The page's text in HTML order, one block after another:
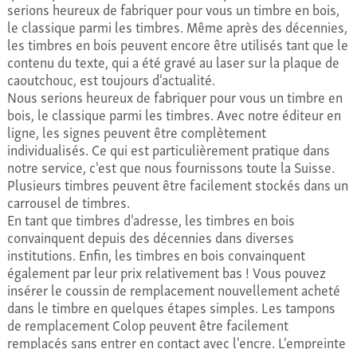
serions heureux de fabriquer pour vous un timbre en bois,
le classique parmi les timbres. Même après des décennies,
les timbres en bois peuvent encore être utilisés tant que le
contenu du texte, qui a été gravé au laser sur la plaque de
caoutchouc, est toujours d'actualité.
Nous serions heureux de fabriquer pour vous un timbre en
bois, le classique parmi les timbres. Avec notre éditeur en
ligne, les signes peuvent être complètement
individualisés. Ce qui est particulièrement pratique dans
notre service, c'est que nous fournissons toute la Suisse.
Plusieurs timbres peuvent être facilement stockés dans un
carrousel de timbres.
En tant que timbres d'adresse, les timbres en bois
convainquent depuis des décennies dans diverses
institutions. Enfin, les timbres en bois convainquent
également par leur prix relativement bas ! Vous pouvez
insérer le coussin de remplacement nouvellement acheté
dans le timbre en quelques étapes simples. Les tampons
de remplacement Colop peuvent être facilement
remplacés sans entrer en contact avec l'encre. L'empreinte